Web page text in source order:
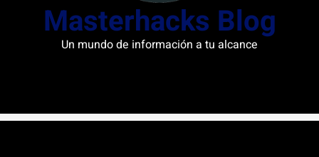
Masterhacks Blog
Un mundo de información a tu alcance